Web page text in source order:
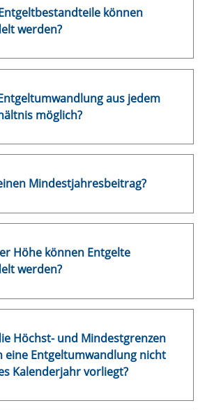
können
werden?
aus jedem
möglich?
Mindestjahresbeitrag?
Höhe können Entgelte
werden?
Höchst- und Mindestgrenzen
eine Entgeltumwandlung nicht
Kalenderjahr vorliegt?